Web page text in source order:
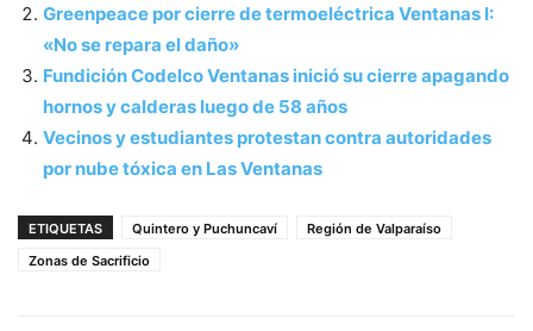
Greenpeace por cierre de termoeléctrica Ventanas I:
«No se repara el daño»
Fundición Codelco Ventanas inició su cierre apagando
hornos y calderas luego de 58 años
Vecinos y estudiantes protestan contra autoridades
por nube tóxica en Las Ventanas
ETIQUETAS Quintero y Puchuncaví
Región de Valparaíso
Zonas de Sacrificio